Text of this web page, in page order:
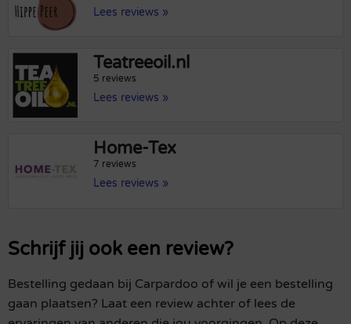
Lees reviews »
Teatreeoil.nl
5 reviews
Lees reviews »
Home-Tex
7 reviews
Lees reviews »
Schrijf jij ook een review?
Bestelling gedaan bij Carpardoo of wil je een bestelling
gaan plaatsen? Laat een review achter of lees de